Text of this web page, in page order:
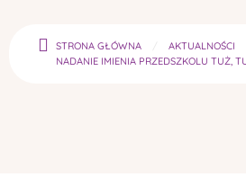
STRONA GŁÓWNA
AKTUALNOŚCI
NADANIE IMIENIA PRZEDSZKOLU TUŻ,